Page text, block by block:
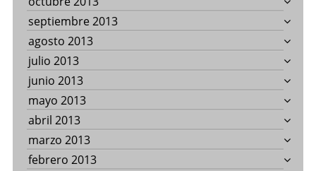
septiembre 2013
agosto 2013
julio 2013
junio 2013
mayo 2013
abril 2013
marzo 2013
febrero 2013